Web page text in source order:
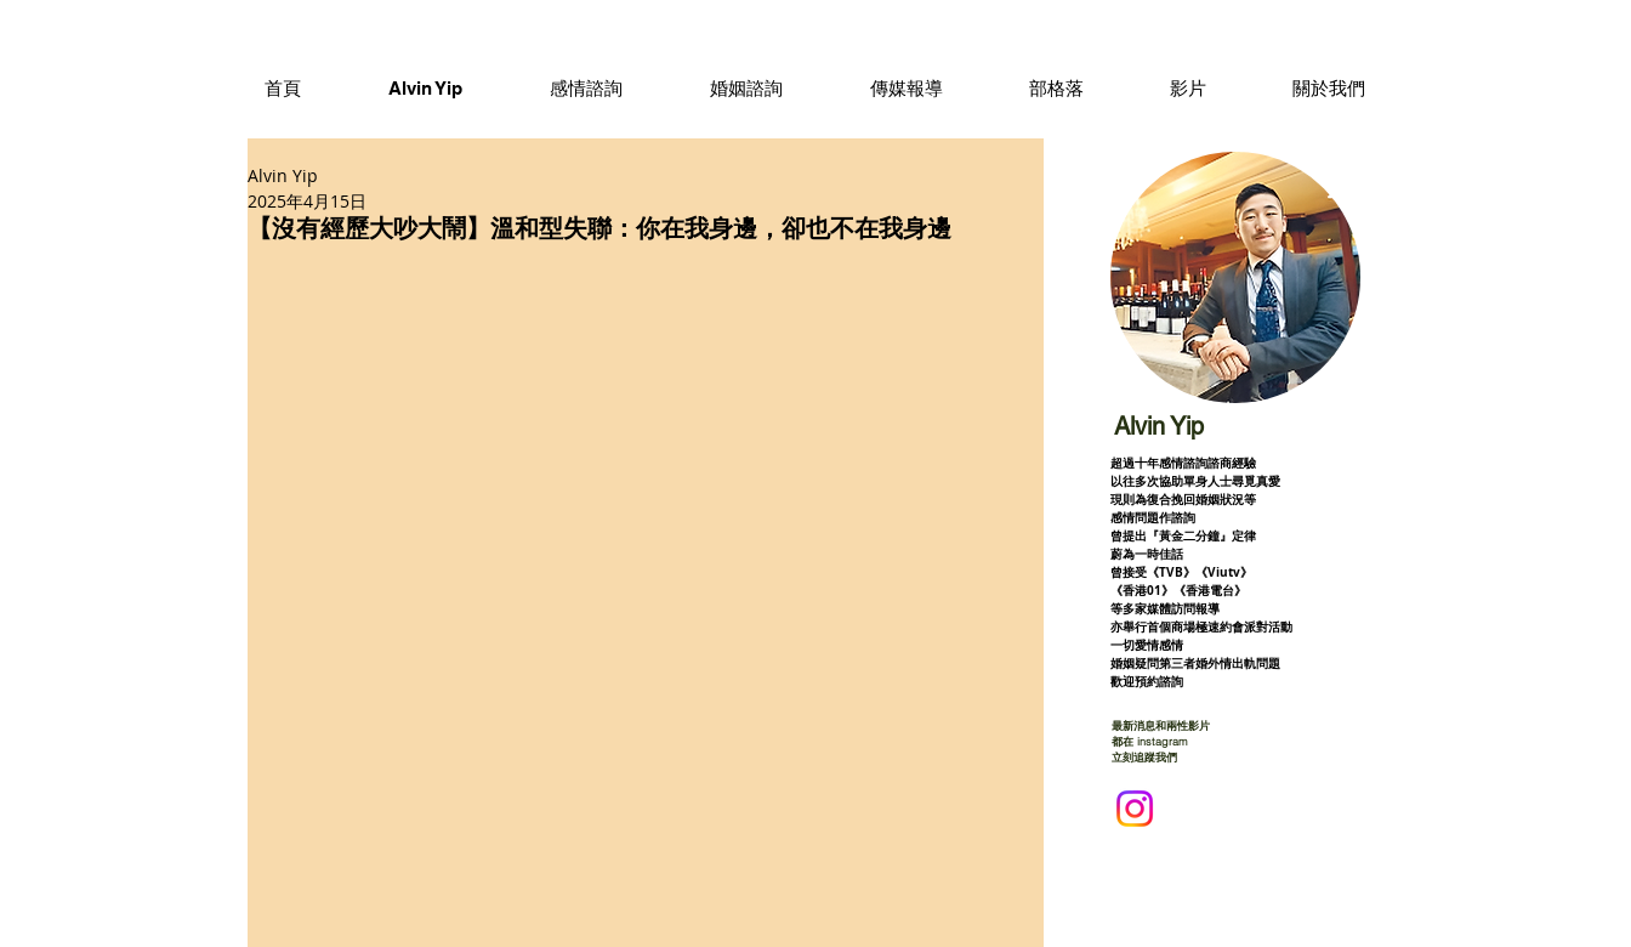
首頁 Alvin Yip 感情諮詢 婚姻諮詢 傳媒報導 部格落 影片 關於我們
【沒有經歷大吵大鬧】溫和型失聯：你在我身邊，卻也不在我身邊
Alvin Yip
2025年4月15日
Alvin Yip
超過十年感情諮詢諮商經驗
以往多次協助單身人士尋覓真愛
現則為復合挽回婚姻狀況等
感情問題作諮詢
曾提出『黃金二分鐘』定律
蔚為一時佳話
曾接受《TVB》《Viutv》
《香港01》
《香港電台》
等多家媒體訪問報導
亦舉行首個商場極速約會派對活動
一切愛情感情
婚姻疑問第三者婚外情出軌問題
歡迎預約諮詢
最新消息和兩性影片
都在 instagram
立刻追蹤我們